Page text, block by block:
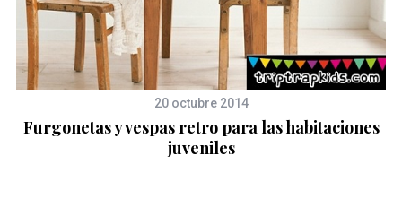
20 octubre 2014
Furgonetas y vespas retro para las habitaciones
juveniles